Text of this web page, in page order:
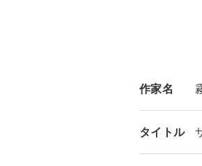
作家名
タイトル